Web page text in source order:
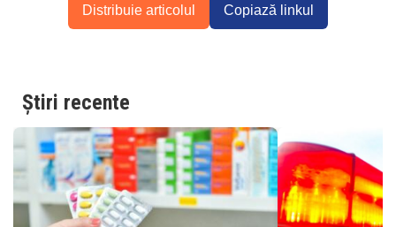
Distribuie articolul Copiază linkul
Știri recente